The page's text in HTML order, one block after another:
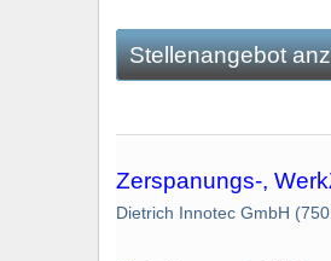
Stellenangebot
Zerspanungs-,
Dietrich Innotec GmbH